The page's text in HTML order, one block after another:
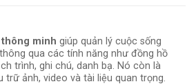
minh giúp quản lý cuộc sống
qua các tính năng như đồng hồ
trình, ghi chú, danh bạ. Nó còn là
trữ ảnh, video và tài liệu quan trọng.